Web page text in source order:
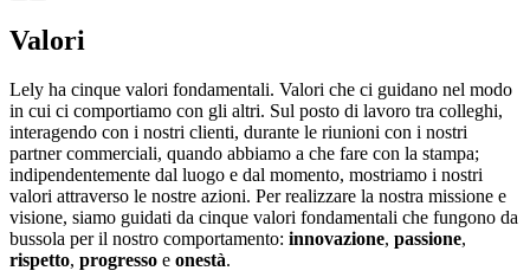
Valori
Lely ha cinque valori fondamentali. Valori che ci guidano nel modo
in cui ci comportiamo con gli altri. Sul posto di lavoro tra colleghi,
interagendo con i nostri clienti, durante le riunioni con i nostri
partner commerciali, quando abbiamo a che fare con la stampa;
indipendentemente dal luogo e dal momento, mostriamo i nostri
valori attraverso le nostre azioni. Per realizzare la nostra missione e
visione, siamo guidati da cinque valori fondamentali che fungono da
bussola per il nostro comportamento: innovazione, passione,
rispetto, progresso e onestà.